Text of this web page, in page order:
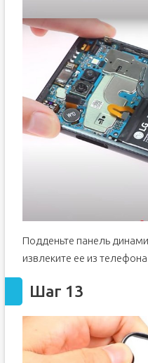
Подденьте панель
извлеките ее из
Шаг 13